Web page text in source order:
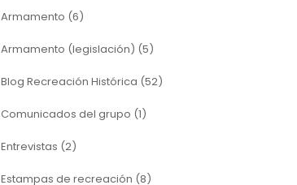
Armamento (6)
Armamento (legislación) (5)
Blog Recreación Histórica (52)
Comunicados del grupo (1)
Entrevistas (2)
Estampas de recreación (8)